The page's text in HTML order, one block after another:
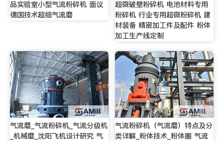
品实验室小型气流粉碎机 面议
德国技术超细气流磨
超微破壁粉碎机 电池材料专用
粉碎机 行业专用超微粉碎机 建
材装备 精密加工件及配件 粉体
加工生产线定制
气流磨_气流粉碎机_气流分级机
_机械磨_沈阳飞机设计研究 气
气流粉碎机（气流磨）特点及分
类详解_粉体技术_粉体圈 气流